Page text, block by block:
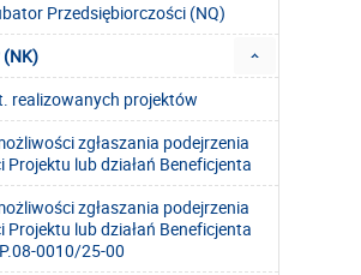
Przedsiębiorczości (NQ)
realizowanych projektów
zgłaszania podejrzenia
Projektu lub działań Beneficjenta
zgłaszania podejrzenia
Projektu lub działań Beneficjenta
0010/25-00